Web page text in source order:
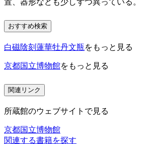
置、器形なども少しずつ異っている。
おすすめ検索
白磁陰刻蓮華牡丹文瓶をもっと見る
京都国立博物館をもっと見る
関連リンク
所蔵館のウェブサイトで見る
京都国立博物館
関連する書籍を探す